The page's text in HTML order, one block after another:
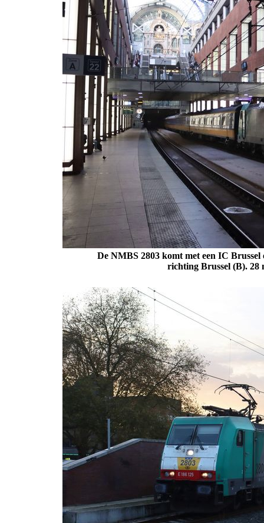
De NMBS 2803 komt met een IC
richting Brussel (B). 28